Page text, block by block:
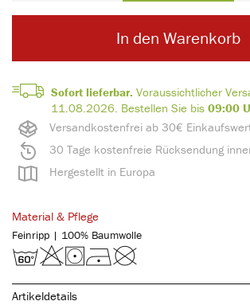
Versandkostenfrei ab 30€
30 Tage kostenfreie Rücksendung
Hergestellt in Europa
Sofort lieferbar. Voraussichtlicher
11.08.2026. Bestellen Sie bis 09:00
In den Warenkorb
Material & Pflege
Feinripp | 100% Baumwolle
Artikeldetails